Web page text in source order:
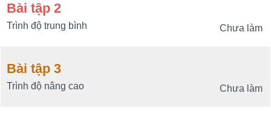
Bài tập 2
Chưa làm
Trình độ trung bình
Bài tập 3
Chưa làm
Trình độ nâng cao